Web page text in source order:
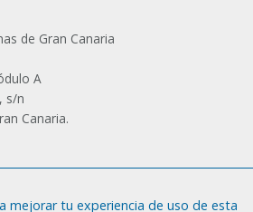
de Gran Canaria
A
s/n
Canaria.
mejorar tu experiencia de uso de esta